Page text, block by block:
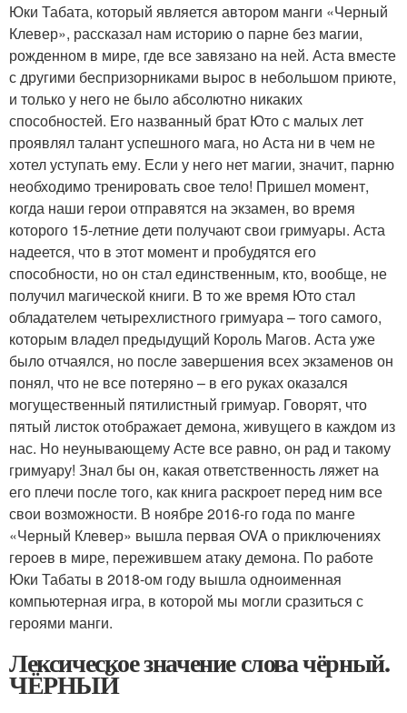
Юки Табата, который является автором манги «Черный
Клевер», рассказал нам историю о парне без магии,
рожденном в мире, где все завязано на ней. Аста вместе
с другими беспризорниками вырос в небольшом приюте,
и только у него не было абсолютно никаких
способностей. Его названный брат Юто с малых лет
проявлял талант успешного мага, но Аста ни в чем не
хотел уступать ему. Если у него нет магии, значит, парню
необходимо тренировать свое тело! Пришел момент,
когда наши герои отправятся на экзамен, во время
которого 15-летние дети получают свои гримуары. Аста
надеется, что в этот момент и пробудятся его
способности, но он стал единственным, кто, вообще, не
получил магической книги. В то же время Юто стал
обладателем четырехлистного гримуара – того самого,
которым владел предыдущий Король Магов. Аста уже
было отчаялся, но после завершения всех экзаменов он
понял, что не все потеряно – в его руках оказался
могущественный пятилистный гримуар. Говорят, что
пятый листок отображает демона, живущего в каждом из
нас. Но неунывающему Асте все равно, он рад и такому
гримуару! Знал бы он, какая ответственность ляжет на
его плечи после того, как книга раскроет перед ним все
свои возможности. В ноябре 2016-го года по манге
«Черный Клевер» вышла первая OVA о приключениях
героев в мире, пережившем атаку демона. По работе
Юки Табаты в 2018-ом году вышла одноименная
компьютерная игра, в которой мы могли сразиться с
героями манги.
Лексическое значение слова чёрный.
ЧЁРНЫЙ